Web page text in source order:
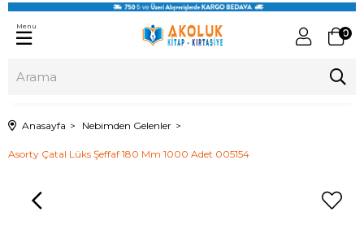
0
Menu
Anasayfa Nebimden Gelenler
Asorty Çatal Lüks Şeffaf 180 Mm 1000 Adet 005154